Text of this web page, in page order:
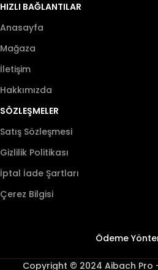
HIZLI BAĞLANTILAR
Anasayfa
Mağaza
İletişim
Hakkımızda
SÖZLEŞMELER
Satış Sözleşmesi
Gizlilik Politikası
İptal İade Şartları
Çerez Bilgisi
Ödeme
Copyright © 2024 Aibach Pro -